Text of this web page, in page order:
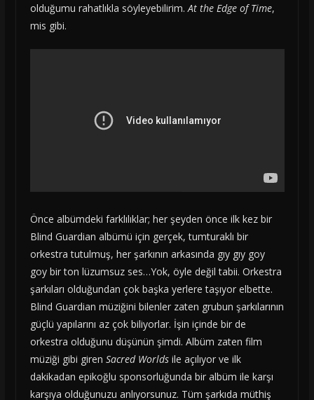
olduğumu rahatlıkla söyleyebilirim.At the Edge of Time,
mis gibi.
Önce albümdeki farklılıklar; her şeyden önce ilk kez bir
Blind Guardian albümü için gerçek, tumturaklı bir
orkestra tutulmuş, her şarkının arkasında gıy gıy goy
goy bir ton lüzumsuz ses…Yok, öyle değil tabii. Orkestra
şarkıları olduğundan çok başka yerlere taşıyor elbette.
Blind Guardian müziğini bilenler zaten grubun şarkılarının
güçlü yapılarını az çok biliyorlar. İşin içinde bir de
orkestra olduğunu düşünün şimdi. Albüm zaten film
müziği gibi giren Sacred Worlds ile açılıyor ve ilk
dakikadan epikoğlu sponsorluğunda bir albüm ile karşı
karşıya olduğunuzu anlıyorsunuz. Tüm şarkıda müthiş